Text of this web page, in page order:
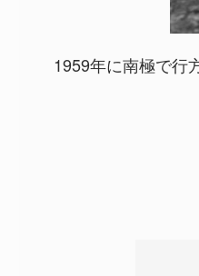
1959年に南極で行